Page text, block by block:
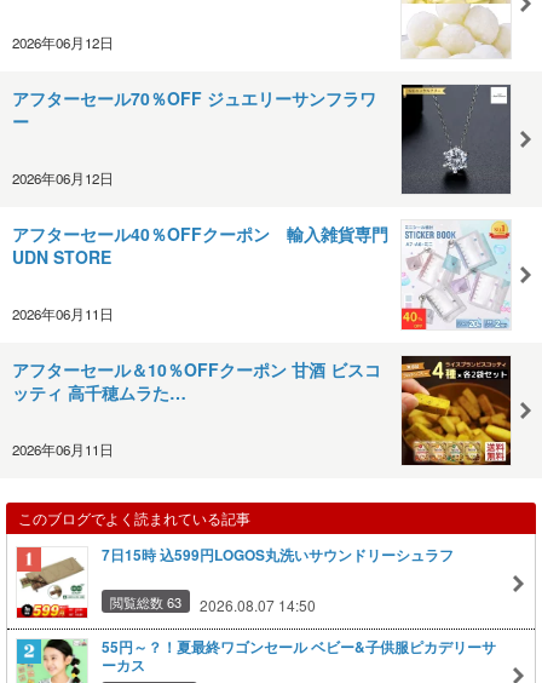
2026年06月12日
アフターセール70％OFF ジュエリーサンフラワ
ー
2026年06月12日
アフターセール40％OFFクーポン 輸入雑貨専門
UDN STORE
2026年06月11日
アフターセール＆10％OFFクーポン 甘酒 ビスコ
ッティ 高千穂ムラた…
2026年06月11日
このブログでよく読まれている記事
7日15時 込599円LOGOS丸洗いサウンドリーシュラフ
閲覧総数 63 2026.08.07 14:50
55円～？！夏最終ワゴンセール ベビー&子供服ピカデリーサ
ーカス